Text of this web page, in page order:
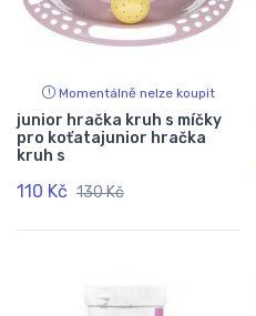
Momentálně nelze koupit
junior hračka kruh s míčky
pro koťatajunior hračka
kruh s
110 Kč 130 Kč